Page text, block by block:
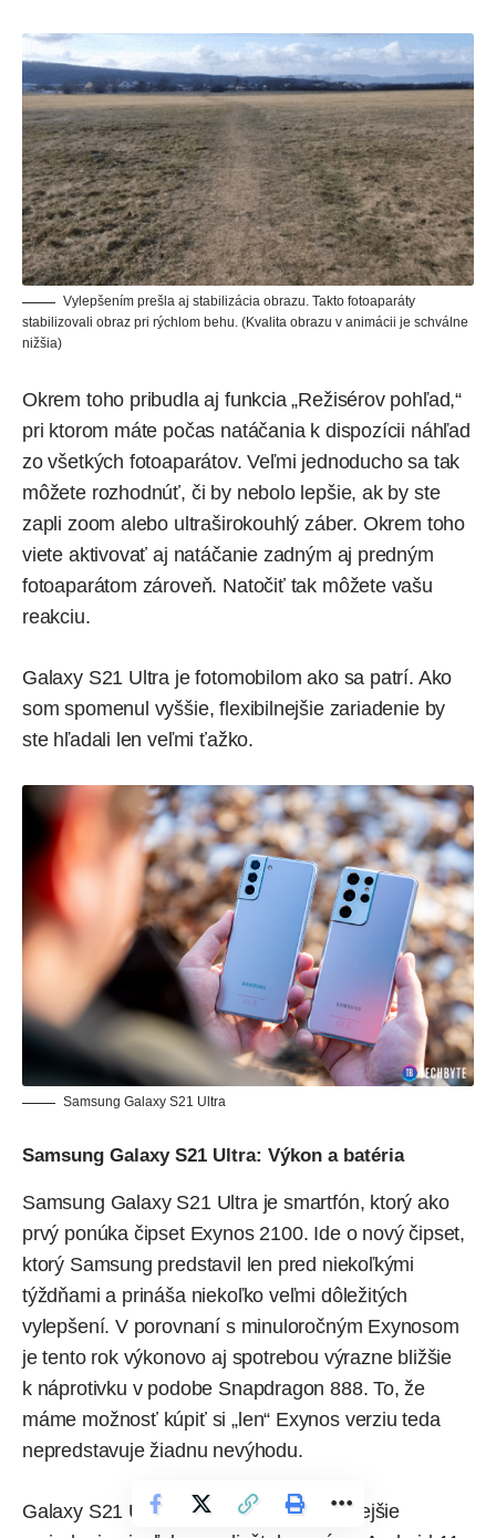
Vylepšením prešla aj stabilizácia obrazu. Takto fotoaparáty
stabilizovali obraz pri rýchlom behu. (Kvalita obrazu v animácii je schválne
nižšia)
Okrem toho pribudla aj funkcia „Režisérov pohľad,“
pri ktorom máte počas natáčania k dispozícii náhľad
zo všetkých fotoaparátov. Veľmi jednoducho sa tak
môžete rozhodnúť, či by nebolo lepšie, ak by ste
zapli zoom alebo ultraširokouhlý záber. Okrem toho
viete aktivovať aj natáčanie zadným aj predným
fotoaparátom zároveň. Natočiť tak môžete vašu
reakciu.
Galaxy S21 Ultra je fotomobilom ako sa patrí. Ako
som spomenul vyššie, flexibilnejšie zariadenie by
ste hľadali len veľmi ťažko.
Samsung Galaxy S21 Ultra
Samsung Galaxy S21 Ultra: Výkon a batéria
Samsung Galaxy S21 Ultra je smartfón, ktorý ako
prvý ponúka čipset Exynos 2100. Ide o nový čipset,
ktorý Samsung predstavil len pred niekoľkými
týždňami a prináša niekoľko veľmi dôležitých
vylepšení. V porovnaní s minuloročným Exynosom
je tento rok výkonovo aj spotrebou výrazne bližšie
k náprotivku v podobe Snapdragon 888. To, že
máme možnosť kúpiť si „len“ Exynos verziu teda
nepredstavuje žiadnu nevýhodu.
Galaxy S21 Ultra je výkonnejšie a rýchlejšie